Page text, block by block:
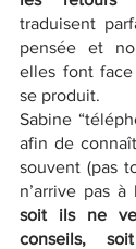
traduisent
pensée et
elles font face
se produit.
Sabine
afin de
souvent (pas
n’arrive pas à
soit ils ne
conseils,